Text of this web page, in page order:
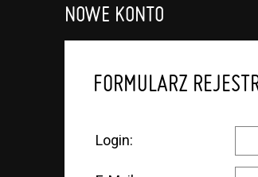
NOWE KONTO
FORMULARZ
Login: